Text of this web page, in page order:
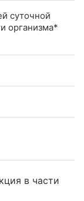
суточной
организма*
в части